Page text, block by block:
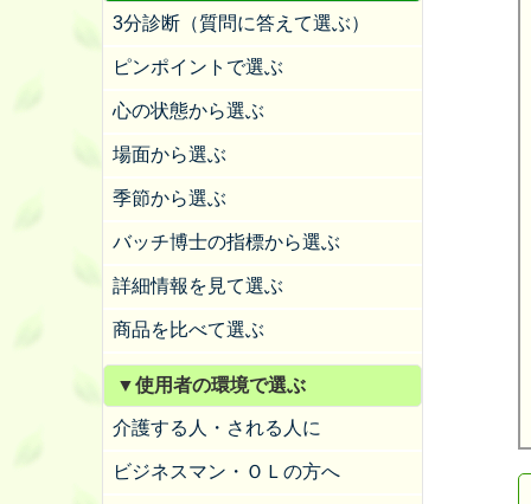
3分診断（質問に答えて選ぶ）
ピンポイントで選ぶ
心の状態から選ぶ
場面から選ぶ
季節から選ぶ
バッチ博士の指標から選ぶ
詳細情報を見て選ぶ
商品を比べて選ぶ
▼使用者の環境で選ぶ
介護する人・される人に
ビジネスマン・ＯＬの方へ